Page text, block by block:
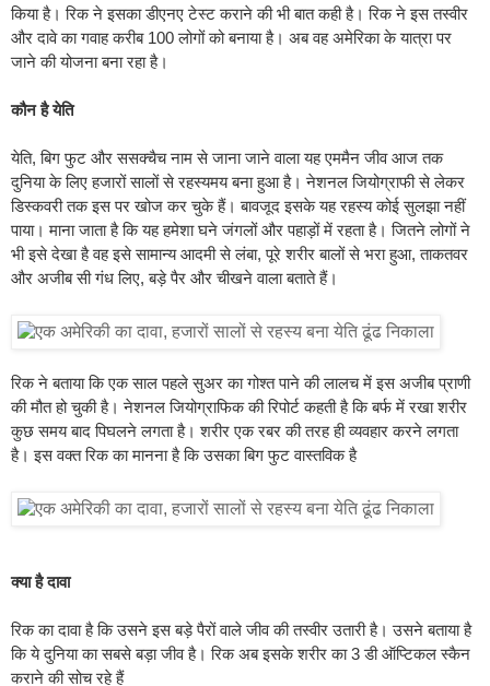
किया है। रिक ने इसका डीएनए टेस्ट कराने की भी बात कही है। रिक ने इस तस्वीर
और दावे का गवाह करीब 100 लोगों को बनाया है। अब वह अमेरिका के यात्रा पर
जाने की योजना बना रहा है।
कौन है येति
येति, बिग फुट और ससक्चैच नाम से जाना जाने वाला यह एममैन जीव आज तक
दुनिया के लिए हजारों सालों से रहस्यमय बना हुआ है। नेशनल जियोग्राफी से लेकर
डिस्कवरी तक इस पर खोज कर चुके हैं। बावजूद इसके यह रहस्य कोई सुलझा नहीं
पाया। माना जाता है कि यह हमेशा घने जंगलों और पहाड़ों में रहता है। जितने लोगों ने
भी इसे देखा है वह इसे सामान्य आदमी से लंबा, पूरे शरीर बालों से भरा हुआ, ताकतवर
और अजीब सी गंध लिए, बड़े पैर और चीखने वाला बताते हैं।
रिक ने बताया कि एक साल पहले सुअर का गोश्त पाने की लालच में इस अजीब प्राणी
की मौत हो चुकी है। नेशनल जियोग्राफिक की रिपोर्ट कहती है कि बर्फ में रखा शरीर
कुछ समय बाद पिघलने लगता है। शरीर एक रबर की तरह ही व्यवहार करने लगता
है। इस वक्त रिक का मानना है कि उसका बिग फुट वास्तविक है
क्या है दावा
रिक का दावा है कि उसने इस बड़े पैरों वाले जीव की तस्वीर उतारी है। उसने बताया है
कि ये दुनिया का सबसे बड़ा जीव है। रिक अब इसके शरीर का 3 डी ऑप्टिकल स्कैन
कराने की सोच रहे हैं